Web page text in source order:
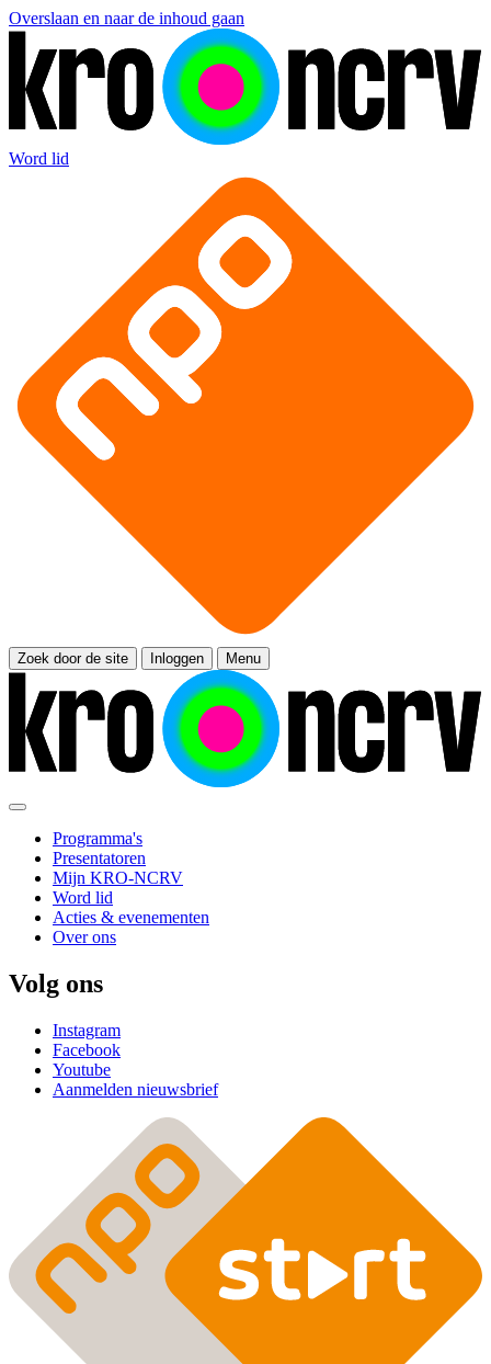
Overslaan en naar de inhoud gaan
Word lid
Zoek door de site Inloggen Menu
Programma's
Presentatoren
Mijn KRO-NCRV
Word lid
Acties & evenementen
Over ons
Volg ons
Instagram
Facebook
Youtube
Aanmelden nieuwsbrief